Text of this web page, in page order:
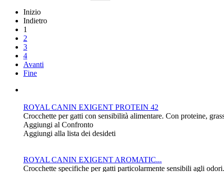
Inizio
Indietro
1
2
3
4
Avanti
Fine
ROYAL CANIN EXIGENT PROTEIN 42
Crocchette per gatti con sensibilità alimentare. Con proteine,
Aggiungi al Confronto
Aggiungi alla lista dei desideti
ROYAL CANIN EXIGENT AROMATIC...
Crocchette specifiche per gatti particolarmente sensibili agli